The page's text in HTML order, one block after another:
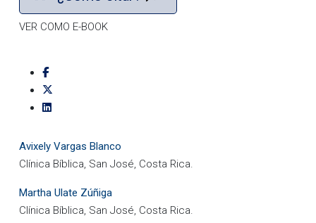
VER COMO E-BOOK
Avixely Vargas Blanco
Clínica Bíblica, San José, Costa Rica.
Martha Ulate Zúñiga
Clínica Bíblica, San José, Costa Rica.